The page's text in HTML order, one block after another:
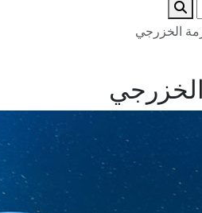
الخزرجي